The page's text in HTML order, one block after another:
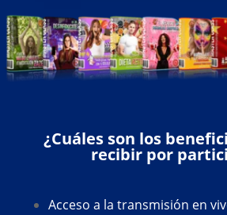
¿Cuáles son los
recibir por
Acceso a la transmisión en